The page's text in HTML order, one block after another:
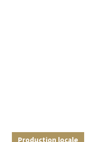
Production locale